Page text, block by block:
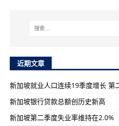
近期文章
新加坡就业人口连续19季度增长 第
新加坡银行贷款总额创历史新高
新加坡第二季度失业率维持在2.0%